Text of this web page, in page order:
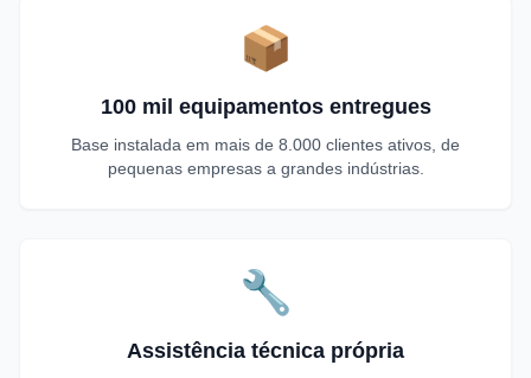
📦
100 mil equipamentos entregues
Base instalada em mais de 8.000 clientes ativos, de
pequenas empresas a grandes indústrias.
🔧
Assistência técnica própria